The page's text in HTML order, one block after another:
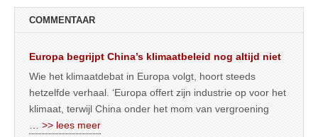
COMMENTAAR
Europa begrijpt China’s klimaatbeleid nog altijd niet
Wie het klimaatdebat in Europa volgt, hoort steeds
hetzelfde verhaal. ‘Europa offert zijn industrie op voor het
klimaat, terwijl China onder het mom van vergroening
… >> lees meer